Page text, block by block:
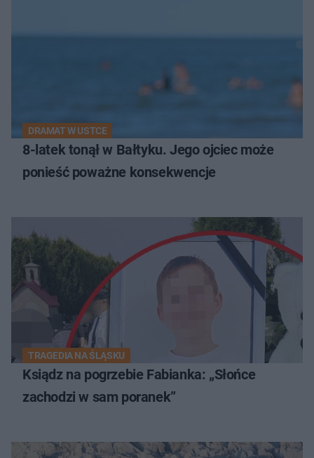
DRAMAT W USTCE
8-latek tonął w Bałtyku. Jego ojciec może
ponieść poważne konsekwencje
TRAGEDIA NA ŚLĄSKU
Ksiądz na pogrzebie Fabianka: „Słońce
zachodzi w sam poranek”